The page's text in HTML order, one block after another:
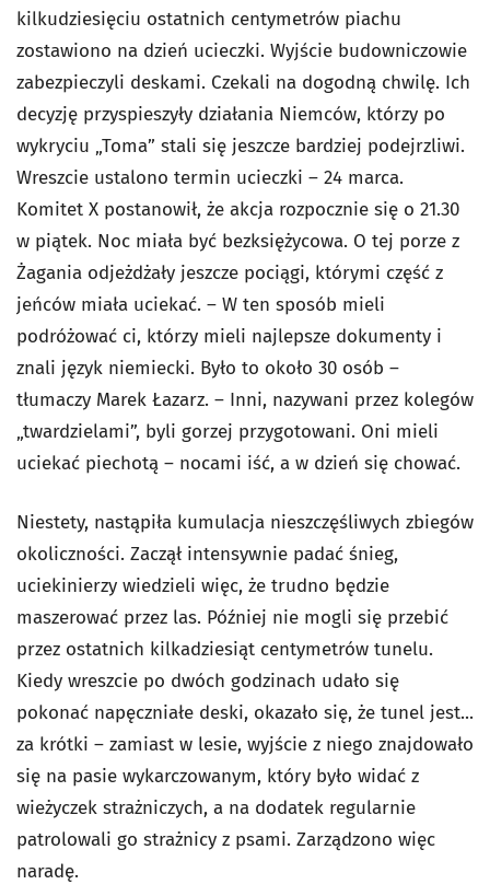
kilkudziesięciu ostatnich centymetrów piachu
zostawiono na dzień ucieczki. Wyjście budowniczowie
zabezpieczyli deskami. Czekali na dogodną chwilę. Ich
decyzję przyspieszyły działania Niemców, którzy po
wykryciu „Toma” stali się jeszcze bardziej podejrzliwi.
Wreszcie ustalono termin ucieczki – 24 marca.
Komitet X postanowił, że akcja rozpocznie się o 21.30
w piątek. Noc miała być bezksiężycowa. O tej porze z
Żagania odjeżdżały jeszcze pociągi, którymi część z
jeńców miała uciekać. – W ten sposób mieli
podróżować ci, którzy mieli najlepsze dokumenty i
znali język niemiecki. Było to około 30 osób –
tłumaczy Marek Łazarz. – Inni, nazywani przez kolegów
„twardzielami”, byli gorzej przygotowani. Oni mieli
uciekać piechotą – nocami iść, a w dzień się chować.
Niestety, nastąpiła kumulacja nieszczęśliwych zbiegów
okoliczności. Zaczął intensywnie padać śnieg,
uciekinierzy wiedzieli więc, że trudno będzie
maszerować przez las. Później nie mogli się przebić
przez ostatnich kilkadziesiąt centymetrów tunelu.
Kiedy wreszcie po dwóch godzinach udało się
pokonać napęczniałe deski, okazało się, że tunel jest...
za krótki – zamiast w lesie, wyjście z niego znajdowało
się na pasie wykarczowanym, który było widać z
wieżyczek strażniczych, a na dodatek regularnie
patrolowali go strażnicy z psami. Zarządzono więc
naradę.